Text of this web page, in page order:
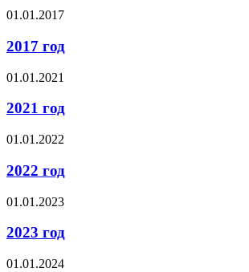
01.01.2017
2017 год
01.01.2021
2021 год
01.01.2022
2022 год
01.01.2023
2023 год
01.01.2024